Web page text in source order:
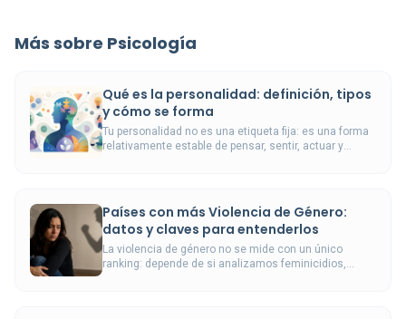
Más sobre Psicología
Qué es la personalidad: definición, tipos
y cómo se forma
Tu personalidad no es una etiqueta fija: es una forma
relativamente estable de pensar, sentir, actuar y
Países con más Violencia de Género:
datos y claves para entenderlos
La violencia de género no se mide con un único
ranking: depende de si analizamos feminicidios,